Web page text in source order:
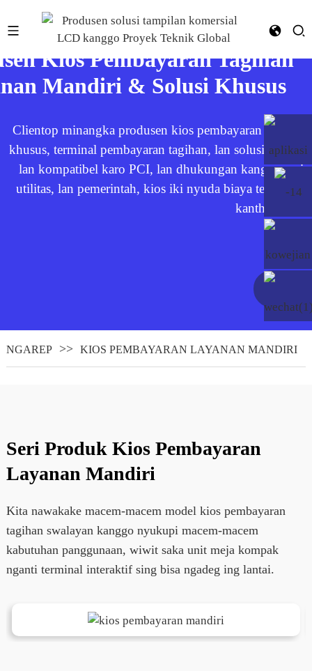
Kios Pembayaran Tagihan
Mandiri & Solusi Khusus​
Clientop minangka produsen kios pembayaran
khusus, terminal pembayaran tagihan, lan solusi
lan kompatibel karo PCI, lan dhukungan kanggo
utilitas, lan pemerintah, kios iki nyuda biaya tenaga
kanthi
NGAREP KIOS PEMBAYARAN LAYANAN MANDIRI
Seri Produk Kios Pembayaran
Layanan Mandiri
Kita nawakake macem-macem model kios pembayaran
tagihan swalayan kanggo nyukupi macem-macem
kabutuhan panggunaan, wiwit saka unit meja kompak
nganti terminal interaktif sing bisa ngadeg ing lantai.